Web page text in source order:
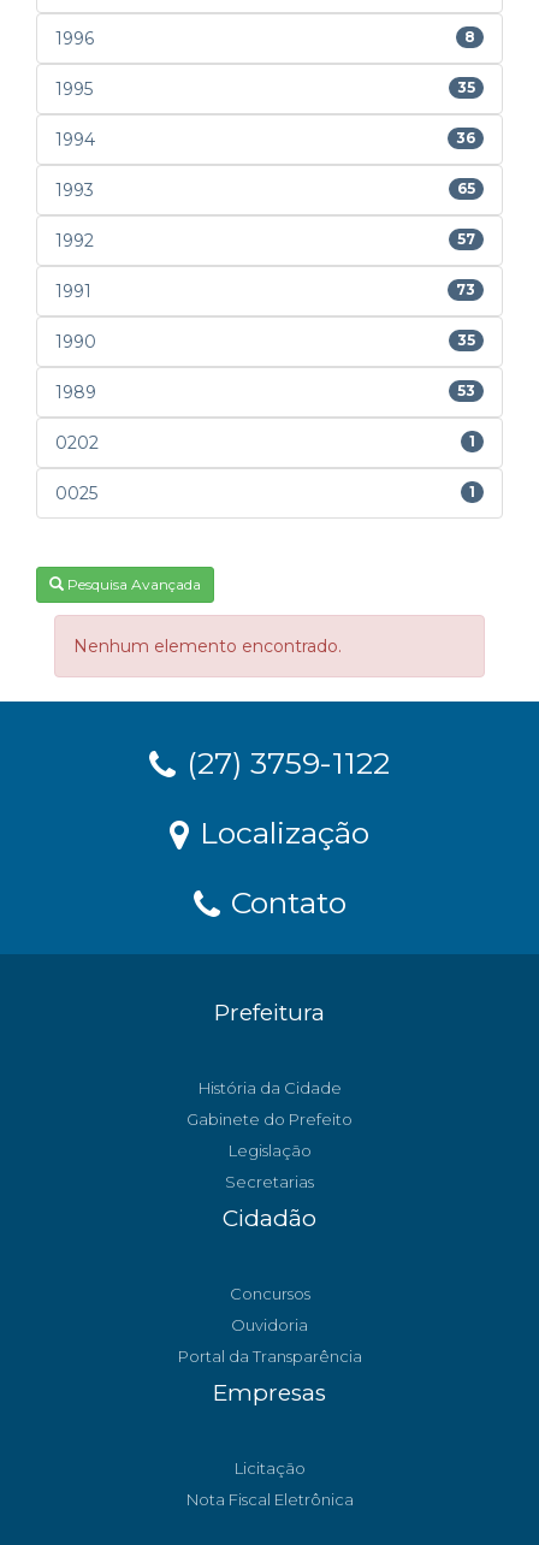
1996 8
1995 35
1994 36
1993 65
1992 57
1991 73
1990 35
1989 53
0202 1
0025 1
Pesquisa Avançada
Nenhum elemento encontrado.
(27) 3759-1122
Localização
Contato
Prefeitura
História da Cidade
Gabinete do Prefeito
Legislação
Secretarias
Cidadão
Concursos
Ouvidoria
Portal da Transparência
Empresas
Licitação
Nota Fiscal Eletrônica